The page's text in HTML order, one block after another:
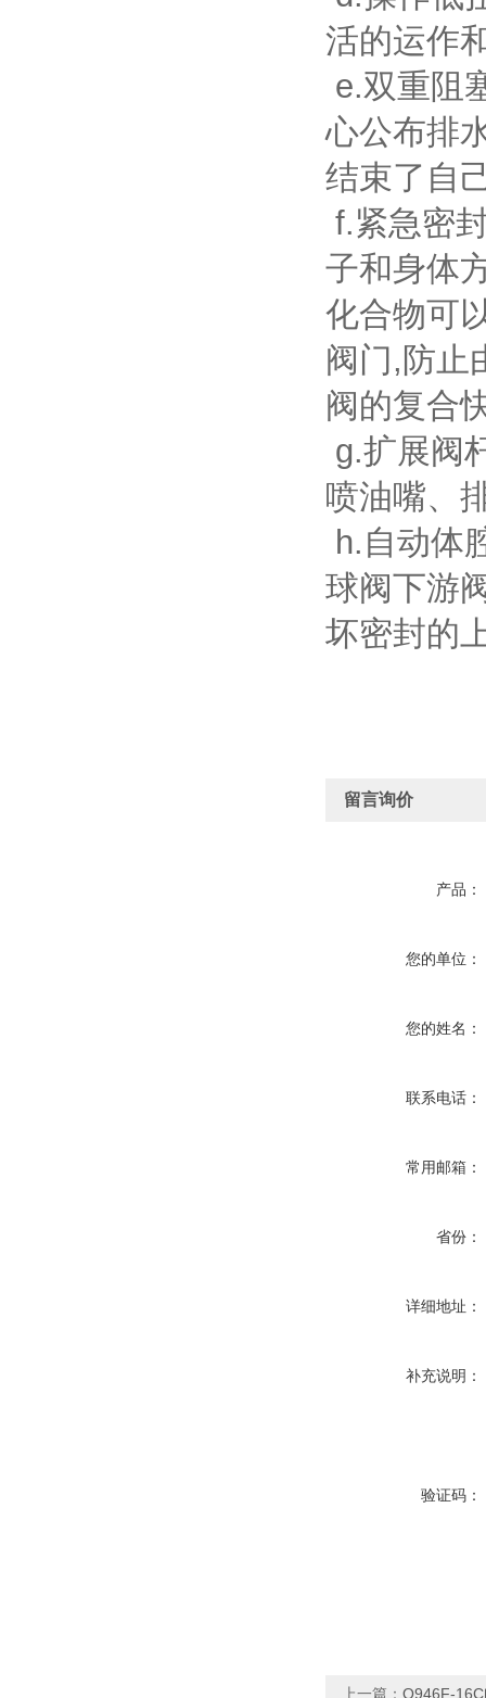
活的运作
e.双重阻
心公布排
结束了自
f.紧急密
子和身体
化合物可
阀门,防止
阀的复合
g.扩展阀
喷油嘴、
h.自动体
球阀下游
坏密封的
留言询价
产品：
您的单位：
您的姓名：
联系电话：
常用邮箱：
省份：
详细地址：
补充说明：
验证码：
上一篇： Q946F-